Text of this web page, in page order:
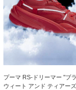
プーマ RS-ドリーマー "ブ
ウィート アンド ティアー